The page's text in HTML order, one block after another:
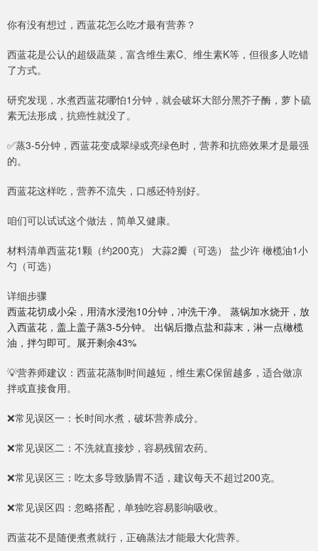
你有没有想过，西蓝花怎么吃才最有营养？
西蓝花是公认的超级蔬菜，富含维生素C、维生素K等，但很多人吃错
了方式。
研究发现，水煮西蓝花哪怕1分钟，就会破坏大部分黑芥子酶，萝卜硫
素无法形成，抗癌性就没了。
✅蒸3-5分钟，西蓝花变成翠绿或亮绿色时，营养和抗癌效果才是最强
的。
西蓝花这样吃，营养不流失，口感还特别好。
咱们可以试试这个做法，简单又健康。
材料清单西蓝花1颗（约200克） 大蒜2瓣（可选） 盐少许 橄榄油1小
勺（可选）
详细步骤
西蓝花切成小朵，用清水浸泡10分钟，冲洗干净。 蒸锅加水烧开，放
入西蓝花，盖上盖子蒸3-5分钟。 出锅后撒点盐和蒜末，淋一点橄榄
油，拌匀即可。展开剩余43%
💡营养师建议：西蓝花蒸制时间越短，维生素C保留越多，适合做凉
拌或直接食用。
❌常见误区一：长时间水煮，破坏营养成分。
❌常见误区二：不洗就直接炒，容易残留农药。
❌常见误区三：吃太多导致肠胃不适，建议每天不超过200克。
❌常见误区四：忽略搭配，单独吃容易影响吸收。
西蓝花不是随便煮煮就行，正确蒸法才能最大化营养。